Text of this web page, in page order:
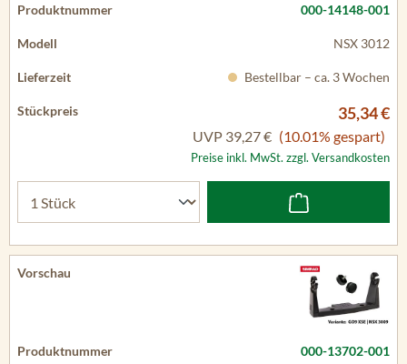
000-14148-001
NSX 3012
Bestellbar – ca. 3 Wochen
35,34 €
UVP 39,27 € (10.01% gespart)
Preise inkl. MwSt. zzgl. Versandkosten
000-13702-001